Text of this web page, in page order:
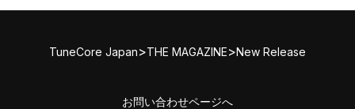
TuneCore Japan>THE MAGAZINE>New Release
お問い合わせページへ